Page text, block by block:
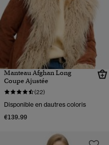
Manteau Afghan Long
Coupe Ajustée
(22)
Disponible en dautres coloris
€139.99